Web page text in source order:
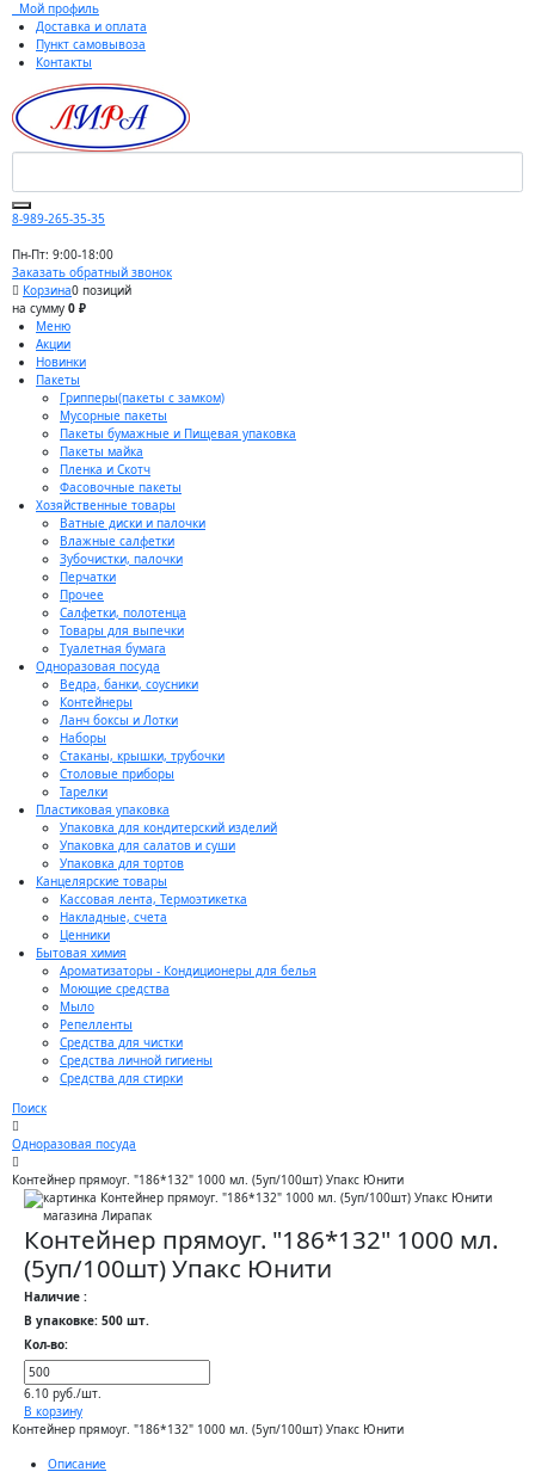
Мой профиль
Доставка и оплата
Пункт самовывоза
Контакты
8-989-265-35-35
Пн-Пт: 9:00-18:00
Заказать обратный звонок
Корзина0 позиций
на сумму 0 ₽
Меню
Акции
Новинки
Пакеты
Грипперы(пакеты с замком)
Мусорные пакеты
Пакеты бумажные и Пищевая упаковка
Пакеты майка
Пленка и Скотч
Фасовочные пакеты
Хозяйственные товары
Ватные диски и палочки
Влажные салфетки
Зубочистки, палочки
Перчатки
Прочее
Салфетки, полотенца
Товары для выпечки
Туалетная бумага
Одноразовая посуда
Ведра, банки, соусники
Контейнеры
Ланч боксы и Лотки
Наборы
Стаканы, крышки, трубочки
Столовые приборы
Тарелки
Пластиковая упаковка
Упаковка для кондитерский изделий
Упаковка для салатов и суши
Упаковка для тортов
Канцелярские товары
Кассовая лента, Термоэтикетка
Накладные, счета
Ценники
Бытовая химия
Ароматизаторы - Кондиционеры для белья
Моющие средства
Мыло
Репелленты
Средства для чистки
Средства личной гигиены
Средства для стирки
Поиск
Одноразовая посуда
Контейнер прямоуг. "186*132" 1000 мл. (5уп/100шт) Упакс Юнити
Контейнер прямоуг. "186*132" 1000 мл.
(5уп/100шт) Упакс Юнити
Наличие :
В упаковке: 500 шт.
Кол-во:
6.10 руб./шт.
В корзину
Контейнер прямоуг. "186*132" 1000 мл. (5уп/100шт) Упакс Юнити
Описание